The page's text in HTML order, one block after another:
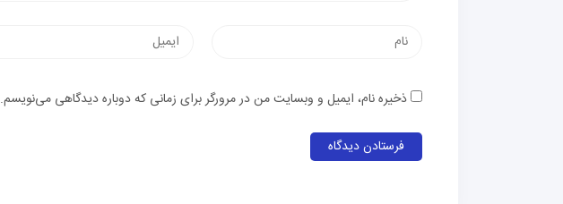
ذخیره نام، ایمیل و وبسایت من در مرورگر برای زمانی که دوباره دیدگاهی می‌نویسم.